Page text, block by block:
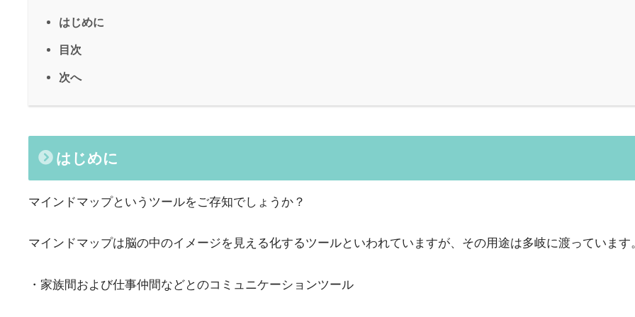
はじめに
目次
次へ
はじめに
マインドマップというツールをご存知でしょうか？
マインドマップは脳の中のイメージを見える化するツールといわれていますが、その用途は多岐に渡っています
・家族間および仕事仲間などとのコミュニケーションツール